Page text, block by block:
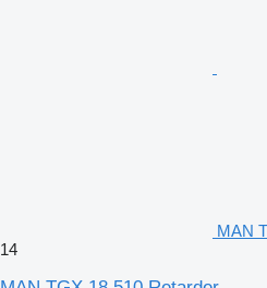
MAN
14